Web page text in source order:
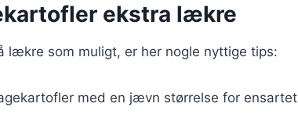
ekstra lækre
lækre som muligt, er her nogle nyttige tips:
med en jævn størrelse for ensartet